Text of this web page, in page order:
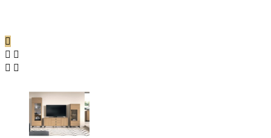

 
 